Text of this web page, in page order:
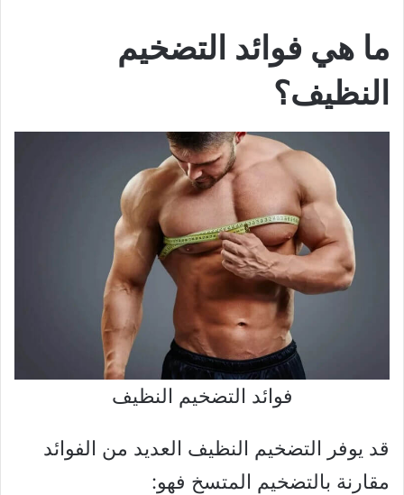
ما هي فوائد التضخيم
النظيف؟
فوائد التضخيم النظيف
قد يوفر التضخيم النظيف العديد من الفوائد
مقارنة بالتضخيم المتسخ فهو: